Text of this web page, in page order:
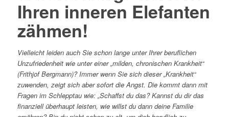
Ihren inneren Elefanten
zähmen!
Vielleicht leiden auch Sie schon lange unter Ihrer beruflichen
Unzufriedenheit wie unter einer „milden, chronischen Krankheit“
(Frithjof Bergmann)? Immer wenn Sie sich dieser „Krankheit“
zuwenden, zeigt sich aber sofort die Angst. Die kommt dann mit
Fragen im Schlepptau wie: „Schaffst du das? Kannst du dir das
finanziell überhaupt leisten, wie willst du dann deine Familie